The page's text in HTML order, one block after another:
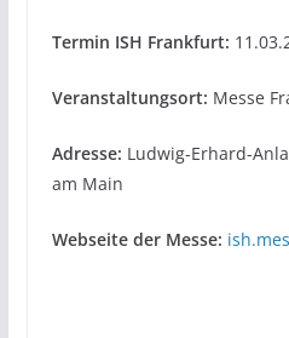
Termin ISH Frankfurt:
Veranstaltungsort: Messe
Adresse: Ludwig-Erhard-
am Main
Webseite der Messe: